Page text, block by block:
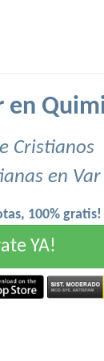
en
Cristianos
en Var
100% gratis!
YA!